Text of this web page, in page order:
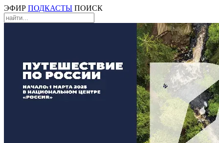
ЭФИР ПОДКАСТЫ ПОИСК